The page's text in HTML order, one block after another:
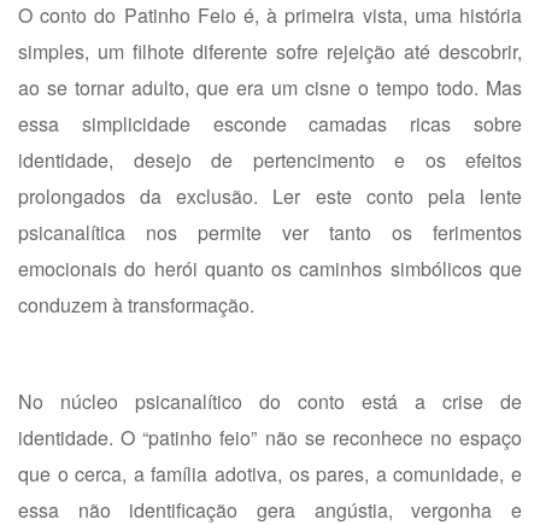
O conto do Patinho Feio é, à primeira vista, uma história
simples, um filhote diferente sofre rejeição até descobrir,
ao se tornar adulto, que era um cisne o tempo todo. Mas
essa simplicidade esconde camadas ricas sobre
identidade, desejo de pertencimento e os efeitos
prolongados da exclusão. Ler este conto pela lente
psicanalítica nos permite ver tanto os ferimentos
emocionais do herói quanto os caminhos simbólicos que
conduzem à transformação.
No núcleo psicanalítico do conto está a crise de
identidade. O “patinho feio” não se reconhece no espaço
que o cerca, a família adotiva, os pares, a comunidade, e
essa não identificação gera angústia, vergonha e